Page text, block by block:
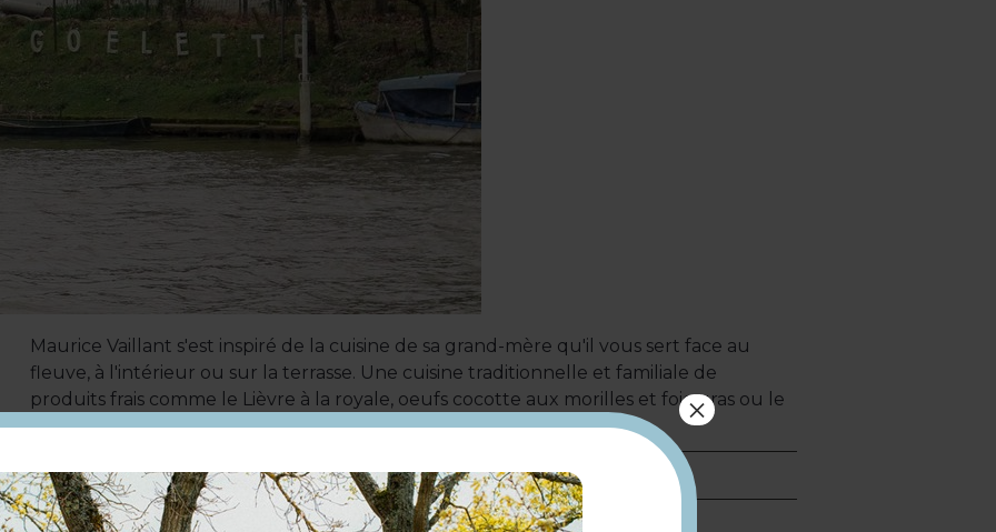
Maurice Vaillant s'est inspiré de la cuisine de sa grand-mère qu'il vous sert face au
fleuve, à l'intérieur ou sur la terrasse. Une cuisine traditionnelle et familiale de
produits frais comme le Lièvre à la royale, oeufs cocotte aux morilles et foie gras ou le
gratin de fruits de mer gratiné. Grande carte des vins.
×